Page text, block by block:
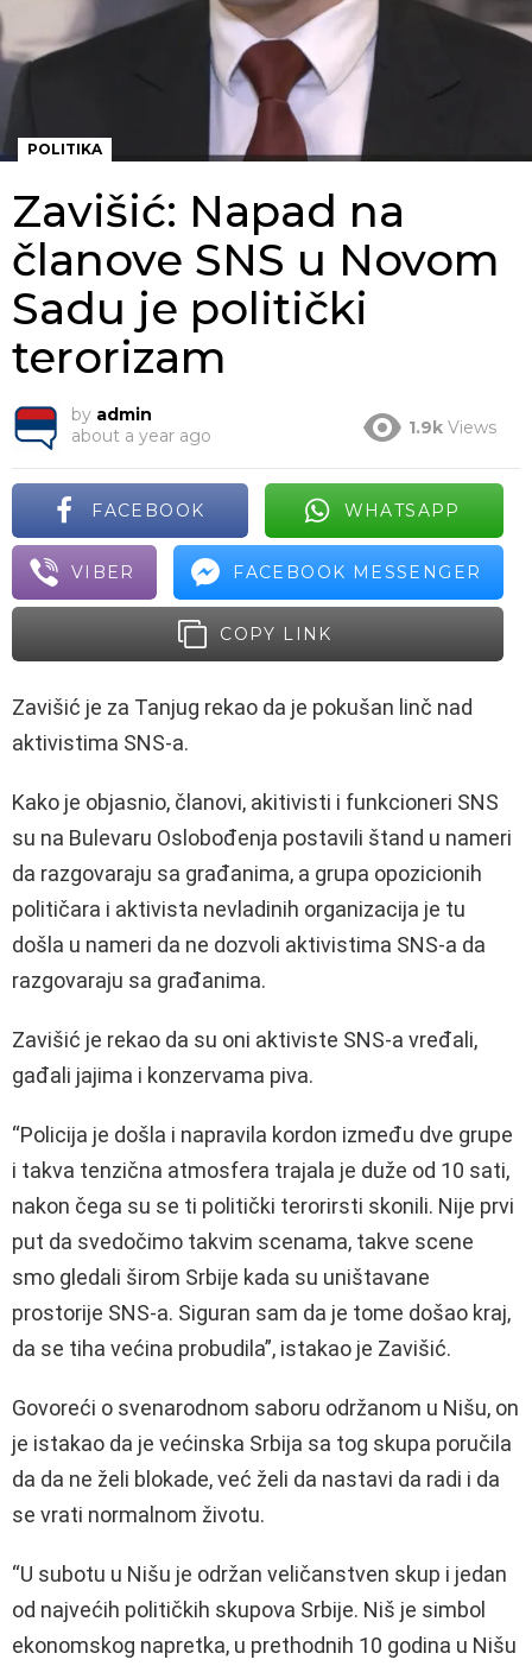
POLITIKA
Zavišić: Napad na
članove SNS u Novom
Sadu je politički
terorizam
by admin
about a year ago
1.9k Views
FACEBOOK WHATSAPP
VIBER FACEBOOK MESSENGER
COPY LINK
Zavišić je za Tanjug rekao da je pokušan linč nad
aktivistima SNS-a.
Kako je objasnio, članovi, akitivisti i funkcioneri SNS
su na Bulevaru Oslobođenja postavili štand u nameri
da razgovaraju sa građanima, a grupa opozicionih
političara i aktivista nevladinih organizacija je tu
došla u nameri da ne dozvoli aktivistima SNS-a da
razgovaraju sa građanima.
Zavišić je rekao da su oni aktiviste SNS-a vređali,
gađali jajima i konzervama piva.
“Policija je došla i napravila kordon između dve grupe
i takva tenzična atmosfera trajala je duže od 10 sati,
nakon čega su se ti politički terorirsti skonili. Nije prvi
put da svedočimo takvim scenama, takve scene
smo gledali širom Srbije kada su uništavane
prostorije SNS-a. Siguran sam da je tome došao kraj,
da se tiha većina probudila”, istakao je Zavišić.
Govoreći o svenarodnom saboru održanom u Nišu, on
je istakao da je većinska Srbija sa tog skupa poručila
da da ne želi blokade, već želi da nastavi da radi i da
se vrati normalnom životu.
“U subotu u Nišu je održan veličanstven skup i jedan
od najvećih političkih skupova Srbije. Niš je simbol
ekonomskog napretka, u prethodnih 10 godina u Nišu